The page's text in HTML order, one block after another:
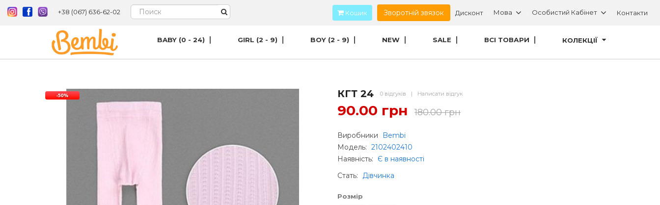
+38 (067) 636-62-02 Кошик Зворотній звязок Дисконт Мова Особистий Кабінет Контакти
BABY (0 - 24) GIRL (2 - 9) BOY (2 - 9) NEW SALE ВСІ ТОВАРИ КОЛЕКЦІЇ
-50% КГТ 24 0 відгуків | Написати відгук
90.00 грн 180.00 грн
Виробники
Bembi
Модель: 2102402410
Наявність:
Є в наявності
Стать: Дівчинка
Розмір